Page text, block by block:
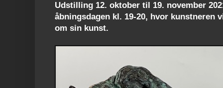
Udstilling 12. oktober til 19. november
åbningsdagen kl. 19-20, hvor
om sin kunst.